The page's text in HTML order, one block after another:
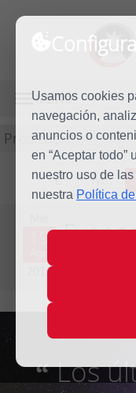
Usamos cookies
navegación,
anuncios o
en “Aceptar todo”
nuestro uso de
nuestra Política
MENÚ
Predicación
L M
19
2015 Vigésima
“Los